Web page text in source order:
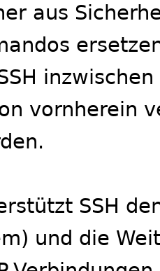
aus
vornherein
SSH
und die